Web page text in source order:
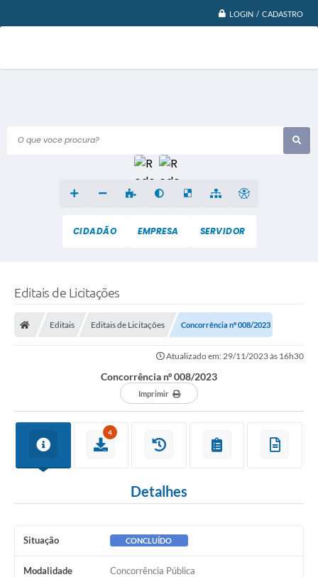
LOGIN / CADASTRO
O que voce procura?
CIDADÃO EMPRESA SERVIDOR
Editais de Licitações
Editais Editais de Licitações Concorrência nº 008/2023
Atualizado em: 29/11/2023 às 16h30
Concorrência nº 008/2023
Imprimir
4
Detalhes
Situação CONCLUÍDO
Modalidade Concorrência Pública